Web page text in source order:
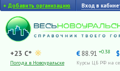
+ Добавить организацию Вход в
+23 C°
Погода в Новоуральске
€ 88.91 +0.38 $
Курсы ЦБ РФ на